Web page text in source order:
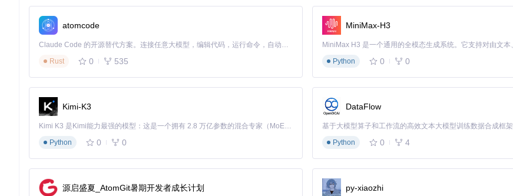
docs/: 存放项目的文档。
README.md: 项目的介绍和使用说明。
CONTRIBUTING.md
: 项目的贡献指南。
.gitignore : Git 忽略文件配置。
requirements.txt
setup.py: 项目的安装脚本。
2. 项目的启动文件介绍
src/main.py
main.py 是项目的启动文件，负责初始化项目并启动主程序。以下是 的主要功能：
atomcode
Claude Code 的开源替代方案。连接任意大模型，编辑代码，运行命令，自动验证 — 全自动执行。用 Rust 构建，极致性能。 ｜ An open-source alternative to Claude Code. Connect any LLM, edit code, run commands, and verify changes — autonomously. Built in Rust for speed. Get Started
Rust
0 535
MiniMax-H3
Python
0 0
Kimi-K3
Kimi K3 是Kimi能力最强的模型：这是一个拥有 2.8 万亿参数的混合专家（MoE）模型，具备原生视觉理解能力，并支持 100 万 token 的上下文窗口。
Python
0 0
DataFlow
基于大模型算子和工作流的高效文本大模型训练数据合成框架
Python
0 4
源启盛夏_AtomGit暑期开发者成长计划 py-xiaozhi